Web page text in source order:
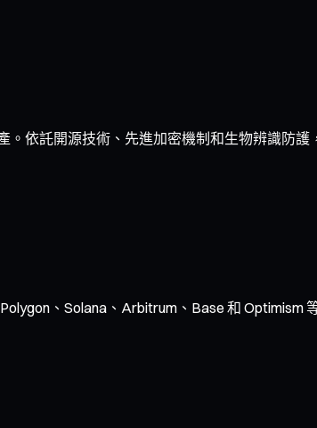
依託開源技術、先進加密機制和生物辨識防護
、Solana、Arbitrum、Base 和 Optimism